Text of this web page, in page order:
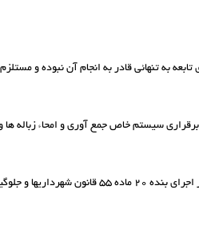
سیستم خاص جمع آوری و امحاء زباله ها
۳ – پیگیری امور مربوط به تعطیل و انتقال کسبه و اماکن مزاحم شهری به مناطق پیش